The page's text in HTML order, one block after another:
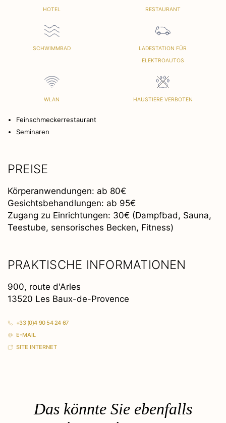
HOTEL RESTAURANT
SCHWIMMBAD
LADESTATION FÜR
ELEKTROAUTOS
WLAN HAUSTIERE VERBOTEN
Feinschmeckerrestaurant
Seminaren
PREISE
Körperanwendungen: ab 80€
Gesichtsbehandlungen: ab 95€
Zugang zu Einrichtungen: 30€ (Dampfbad, Sauna,
Teestube, sensorisches Becken, Fitness)
PRAKTISCHE INFORMATIONEN
900, route d'Arles
13520 Les Baux-de-Provence
+33 (0)4 90 54 24 67
E-MAIL
SITE INTERNET
Das könnte Sie ebenfalls